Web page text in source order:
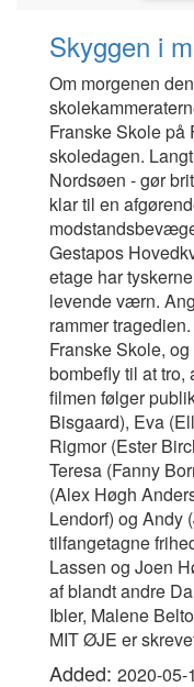
Skyggen i
Om morgenen
Franske Skole på
skoledagen.
Nordsøen - gør
klar til en
Gestapos
etage har
levende værn.
rammer
Franske Skole,
bombefly til at
filmen følger
Bisgaard), Eva
Rigmor (Ester
Teresa (Fanny
(Alex Høgh
Lendorf) og Andy
tilfangetagne
Lassen og Joen
af blandt andre
Ibler, Malene
MIT ØJE er
Added: 2020-05-